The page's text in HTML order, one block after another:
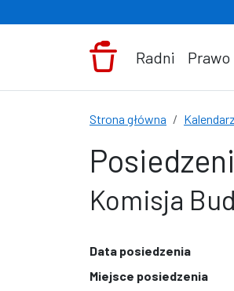
Radni
Strona główna
Komisja
Data posiedzenia
Miejsce posiedzenia